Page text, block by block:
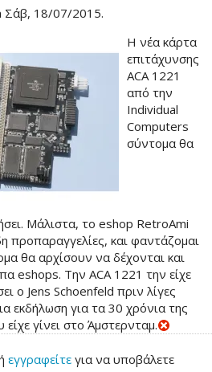
Σάβ, 18/07/2015.
Η νέα κάρτα
επιτάχυνσης
ACA 1221
από την
Individual
Computers
σύντομα θα
Μάλιστα, το eshop RetroAmi
προπαραγγελίες, και φαντάζομαι
θα αρχίσουν να δέχονται και
eshops. Την ACA 1221 την είχε
ο Jens Schoenfeld πριν λίγες
εκδήλωση για τα 30 χρόνια της
γίνει στο Άμστερνταμ.
εγγραφείτε για να υποβάλετε